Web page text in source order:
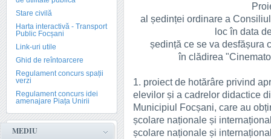
Stare civilă
Harta interactivă - Transport
Public Focșani
Link-uri utile
Ghid de reîntoarcere
Regulament concurs spații
verzi
Regulament concurs idei
amenajare Piața Unirii
MEDIU
al ședinței ordinare a
loc în data
ședință ce se va desfășura
în clădirea
1. proiect de hotărâre privind
elevilor și a cadrelor didactice
Municipiul Focșani, care au
școlare naționale și
școlare naționale și